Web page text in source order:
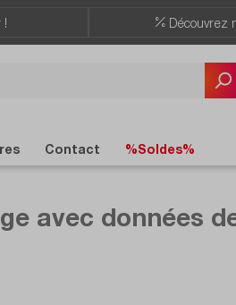
! Découvrez
Contact %Soldes%
avec données